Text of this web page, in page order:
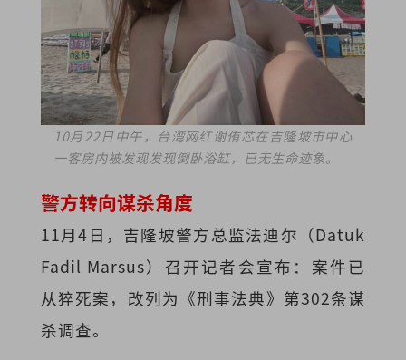
10月22日中午，台湾网红谢侑芯在吉隆坡市中心
一客房内被发现发现倒卧浴缸，已无生命迹象。
警方转向谋杀角度
11月4日，吉隆坡警方总监法迪尔（Datuk
Fadil Marsus）召开记者会宣布：案件已
从猝死案，改列为《刑事法典》第302条谋
杀调查。